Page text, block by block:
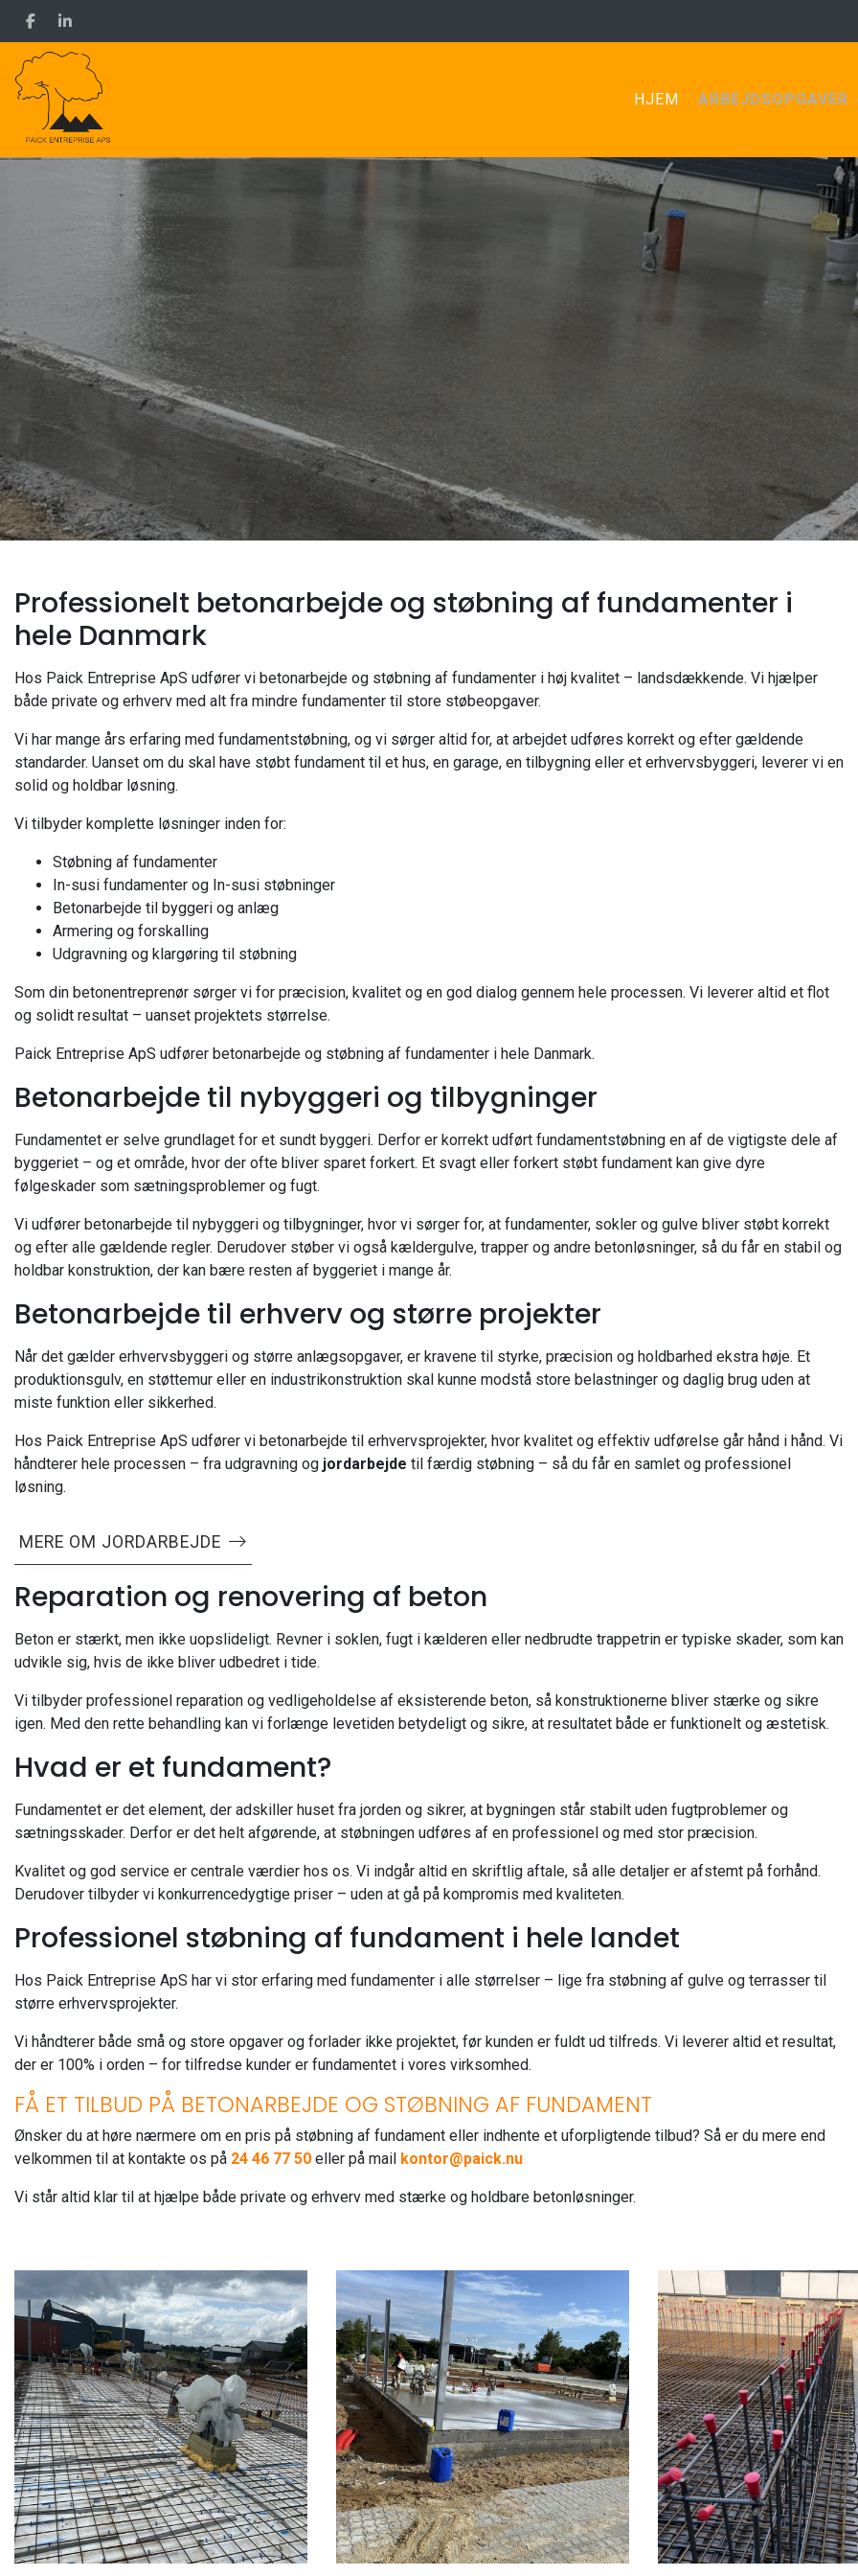
hovedindhold
HJEM ARBEJDSOPGAVER
Professionelt betonarbejde og støbning af fundamenter i
hele Danmark
Hos Paick Entreprise ApS udfører vi betonarbejde og støbning af fundamenter i høj kvalitet – landsdækkende. Vi hjælper
både private og erhverv med alt fra mindre fundamenter til store støbeopgaver.
Vi har mange års erfaring med fundamentstøbning, og vi sørger altid for, at arbejdet udføres korrekt og efter gældende
standarder. Uanset om du skal have støbt fundament til et hus, en garage, en tilbygning eller et erhvervsbyggeri, leverer vi en
solid og holdbar løsning.
Vi tilbyder komplette løsninger inden for:
Støbning af fundamenter
In-susi fundamenter og In-susi støbninger
Betonarbejde til byggeri og anlæg
Armering og forskalling
Udgravning og klargøring til støbning
Som din betonentreprenør sørger vi for præcision, kvalitet og en god dialog gennem hele processen. Vi leverer altid et flot
og solidt resultat – uanset projektets størrelse.
Paick Entreprise ApS udfører betonarbejde og støbning af fundamenter i hele Danmark.
Betonarbejde til nybyggeri og tilbygninger
Fundamentet er selve grundlaget for et sundt byggeri. Derfor er korrekt udført fundamentstøbning en af de vigtigste dele af
byggeriet – og et område, hvor der ofte bliver sparet forkert. Et svagt eller forkert støbt fundament kan give dyre
følgeskader som sætningsproblemer og fugt.
Vi udfører betonarbejde til nybyggeri og tilbygninger, hvor vi sørger for, at fundamenter, sokler og gulve bliver støbt korrekt
og efter alle gældende regler. Derudover støber vi også kældergulve, trapper og andre betonløsninger, så du får en stabil og
holdbar konstruktion, der kan bære resten af byggeriet i mange år.
Betonarbejde til erhverv og større projekter
Når det gælder erhvervsbyggeri og større anlægsopgaver, er kravene til styrke, præcision og holdbarhed ekstra høje. Et
produktionsgulv, en støttemur eller en industrikonstruktion skal kunne modstå store belastninger og daglig brug uden at
miste funktion eller sikkerhed.
Hos Paick Entreprise ApS udfører vi betonarbejde til erhvervsprojekter, hvor kvalitet og effektiv udførelse går hånd i hånd. Vi
håndterer hele processen – fra udgravning og jordarbejde til færdig støbning – så du får en samlet og professionel
løsning.
MERE OM JORDARBEJDE
Reparation og renovering af beton
Beton er stærkt, men ikke uopslideligt. Revner i soklen, fugt i kælderen eller nedbrudte trappetrin er typiske skader, som kan
udvikle sig, hvis de ikke bliver udbedret i tide.
Vi tilbyder professionel reparation og vedligeholdelse af eksisterende beton, så konstruktionerne bliver stærke og sikre
igen. Med den rette behandling kan vi forlænge levetiden betydeligt og sikre, at resultatet både er funktionelt og æstetisk.
Hvad er et fundament?
Fundamentet er det element, der adskiller huset fra jorden og sikrer, at bygningen står stabilt uden fugtproblemer og
sætningsskader. Derfor er det helt afgørende, at støbningen udføres af en professionel og med stor præcision.
Kvalitet og god service er centrale værdier hos os. Vi indgår altid en skriftlig aftale, så alle detaljer er afstemt på forhånd.
Derudover tilbyder vi konkurrencedygtige priser – uden at gå på kompromis med kvaliteten.
Professionel støbning af fundament i hele landet
Hos Paick Entreprise ApS har vi stor erfaring med fundamenter i alle størrelser – lige fra støbning af gulve og terrasser til
større erhvervsprojekter.
Vi håndterer både små og store opgaver og forlader ikke projektet, før kunden er fuldt ud tilfreds. Vi leverer altid et resultat,
der er 100% i orden – for tilfredse kunder er fundamentet i vores virksomhed.
FÅ ET TILBUD PÅ BETONARBEJDE OG STØBNING AF FUNDAMENT
Ønsker du at høre nærmere om en pris på støbning af fundament eller indhente et uforpligtende tilbud? Så er du mere end
velkommen til at kontakte os på 24 46 77 50 eller på mail kontor@paick.nu
Vi står altid klar til at hjælpe både private og erhverv med stærke og holdbare betonløsninger.